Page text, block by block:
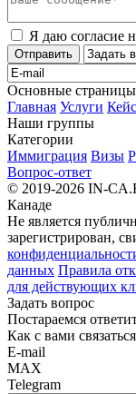
Я даю согласие
Отправить
Основные страницы
Главная Услуги
Наши группы
Категории
Иммиграция Визы
Вопрос-ответ
© 2019-2026 IN-
Канаде
Не является
зарегистрирован,
данных Правила
для действующих
Задать вопрос
Постараемся
Как с вами связаться
E-mail
MAX
Telegram